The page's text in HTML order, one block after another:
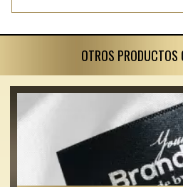
OTROS PRODUCTOS